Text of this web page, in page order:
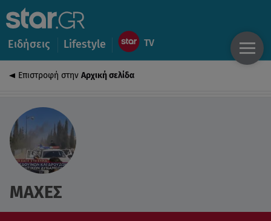
Ειδήσεις Lifestyle
Επιστροφή στην Αρχική σελίδα
ΜΑΧΕΣ